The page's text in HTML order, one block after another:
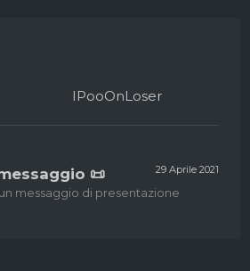
IPooOnLoser
29 Aprile 2021
📜
messaggio di presentazione